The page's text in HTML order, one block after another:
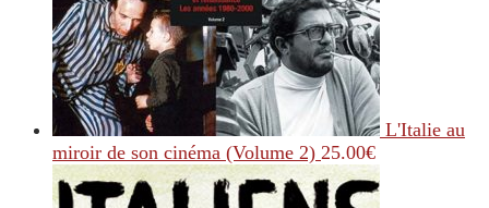
L'Italie au
miroir de son cinéma (Volume 2) 25.00€